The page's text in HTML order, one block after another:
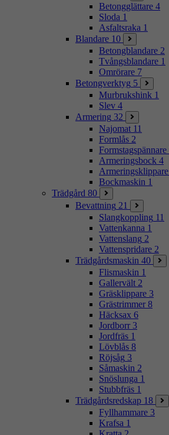
Betongglättare 4
Sloda 1
Asfaltsraka 1
Blandare 10
Betongblandare 2
Tvångsblandare 1
Omrörare 7
Betongverktyg 5
Murbrukshink 1
Slev 4
Armering 32
Najomat 11
Formlås 2
Formstagspännare
Armeringsbock 4
Armeringsklippare
Bockmaskin 1
Trädgård 80
Bevattning 21
Slangkoppling 11
Vattenkanna 1
Vattenslang 2
Vattenspridare 2
Trädgårdsmaskin 40
Flismaskin 1
Gallervält 2
Gräsklippare 3
Grästrimmer 8
Häcksax 6
Jordborr 3
Jordfräs 1
Lövblås 8
Röjsåg 3
Såmaskin 2
Snöslunga 1
Stubbfräs 1
Trädgårdsredskap 18
Fyllhammare 3
Krafsa 1